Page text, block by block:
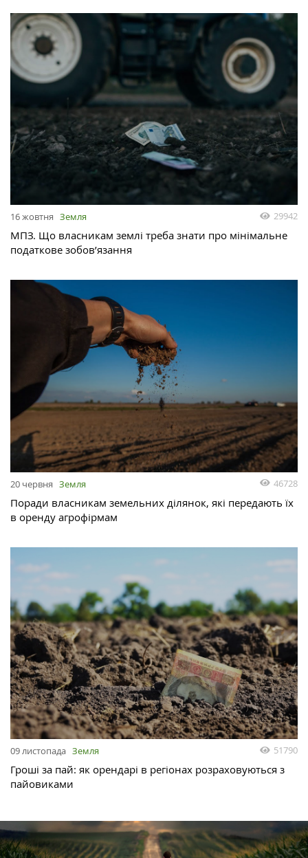
16 жовтня Земля 29942
МПЗ. Що власникам землі треба знати про мінімальне
податкове зобов’язання
20 червня Земля 46728
Поради власникам земельних ділянок, які передають їх
в оренду агрофірмам
09 листопада Земля 51790
Гроші за пай: як орендарі в регіонах розраховуються з
пайовиками